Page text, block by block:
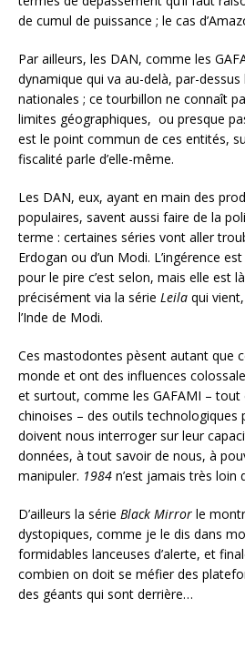
de cumul de puissance ; le cas
Par ailleurs, les DAN, comme les
dynamique qui va au-delà, par-
nationales ; ce tourbillon ne connaît
limites géographiques, ou presque
est le point commun de ces entités,
fiscalité parle d’elle-même.
Les DAN, eux, ayant en main des
populaires, savent aussi faire de la
terme : certaines séries vont aller
Erdogan ou d’un Modi. L’ingérence
pour le pire c’est selon, mais elle est
précisément via la série Leila qui
l’Inde de Modi.
Ces mastodontes pèsent autant que
monde et ont des influences
et surtout, comme les GAFAMI – tout
chinoises – des outils technologiques
doivent nous interroger sur leur
données, à tout savoir de nous, à
manipuler. 1984 n’est jamais très loin
D’ailleurs la série Black Mirror le
dystopiques, comme je le dis dans
formidables lanceuses d’alerte, et
combien on doit se méfier des
des géants qui sont derrière…